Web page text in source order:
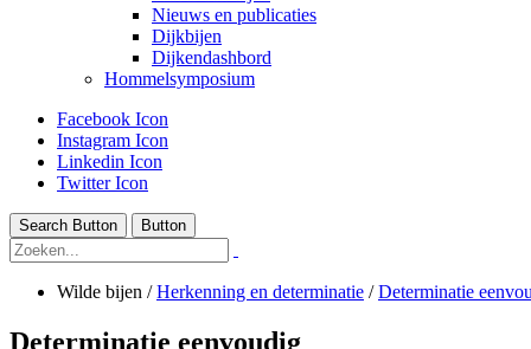
Nieuws en publicaties
Dijkbijen
Dijkendashbord
Hommelsymposium
Facebook Icon
Instagram Icon
Linkedin Icon
Twitter Icon
Search Button Button
Wilde bijen /Herkenning en determinatie /Determinatie
Determinatie eenvoudig